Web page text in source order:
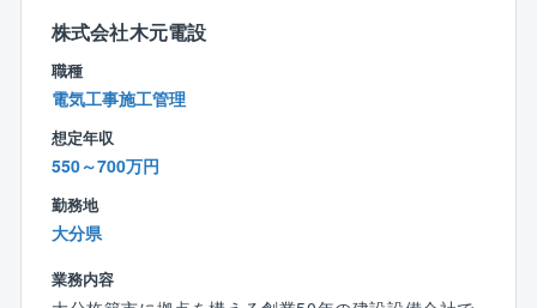
■入社後の流れ：
先輩社員と一緒に現場を回り、同社の雰囲気に慣れな
がら、業務の流れを覚えていただきます。
経験の浅い方には簡単な現場作業から見ていただき、
経験をお持ちの方には今までの経験を活かせるお仕事
をお任せします。
なお、現場も杵築市内がほとんどであり、残業も少な
く、働きやすい環境を整えています。
株式会社木元電設
職種
電気工事施工管理
想定年収
550～700万円
勤務地
大分県
業務内容